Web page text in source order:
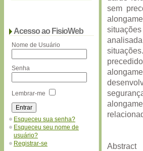
Acesso ao FisioWeb
Nome de Usuário
Senha
Lembrar-me
Esqueceu sua senha?
Esqueceu seu nome de
usuário?
Registrar-se
sem
Abstract